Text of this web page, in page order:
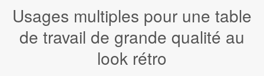
Usages multiples pour une table
de travail de grande qualité au
look rétro